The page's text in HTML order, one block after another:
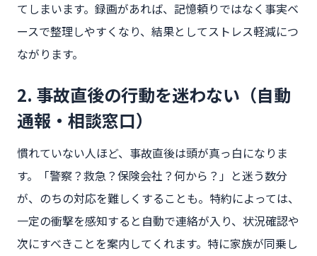
てしまいます。録画があれば、記憶頼りではなく事実ベ
ースで整理しやすくなり、結果としてストレス軽減につ
ながります。
2. 事故直後の行動を迷わない（自動
通報・相談窓口）
慣れていない人ほど、事故直後は頭が真っ白になりま
す。「警察？救急？保険会社？何から？」と迷う数分
が、のちの対応を難しくすることも。特約によっては、
一定の衝撃を感知すると自動で連絡が入り、状況確認や
次にすべきことを案内してくれます。特に家族が同乗し